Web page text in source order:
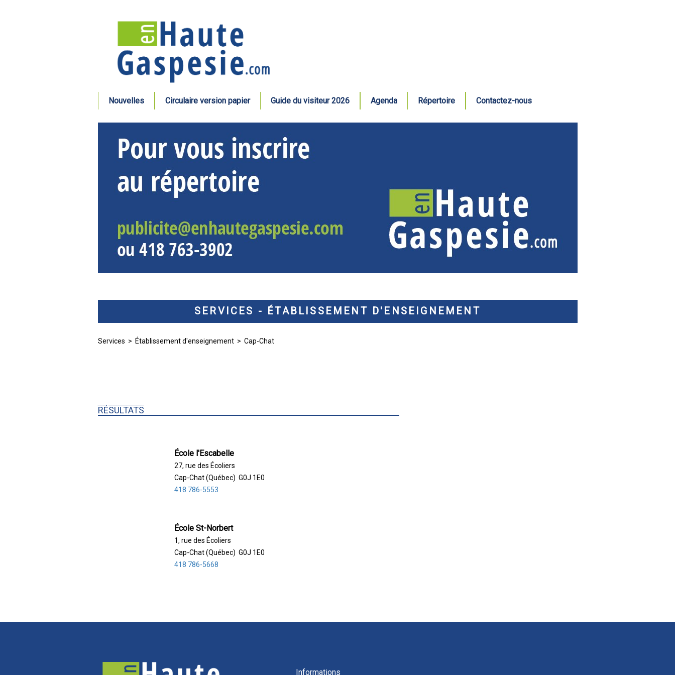
Nouvelles Circulaire version papier Guide du visiteur 2026 Agenda Répertoire Contactez-nous
SERVICES - ÉTABLISSEMENT D'ENSEIGNEMENT
Services > Établissement d'enseignement> Cap-Chat
RÉSULTATS
École l'Escabelle
27, rue des Écoliers
Cap-Chat (Québec) G0J 1E0
418 786-5553
École St-Norbert
1, rue des Écoliers
Cap-Chat (Québec) G0J 1E0
418 786-5668
Informations